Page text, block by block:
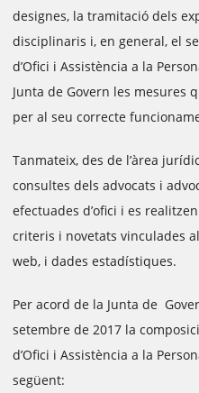
designes, la tramitació dels
disciplinaris i, en general, el
d’Ofici i Assistència a la
Junta de Govern les mesures
per al seu correcte
Tanmateix, des de l’àrea
consultes dels advocats i
efectuades d’ofici i es
criteris i novetats vinculades
web, i dades estadístiques.
Per acord de la Junta de
setembre de 2017 la
d’Ofici i Assistència a la
següent: